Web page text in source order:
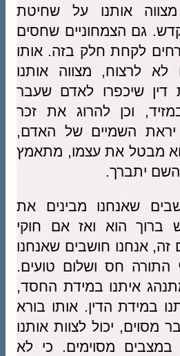
אותנו על שחיטת
גם הצמחוניים שחסים
לקחת חלק בזה. אותו
לא לרצוח, מצווה אותנו
דין שיכפרו לאדם שעבר
וכן להרוג את זכר
השמיים של האדם,
מבטל את עצמו, מתאמץ
השם יתברך.
שאנחנו מבינים את
ברוך הוא ואז אם חוקי
אנחנו חושבים שאנחנו
התורה חס ושלום טועים.
איתנו במידת החסד,
במידת הדין. אותו בורא
מסוים, יכול לצוות אותנו
מסוימים. כי לא